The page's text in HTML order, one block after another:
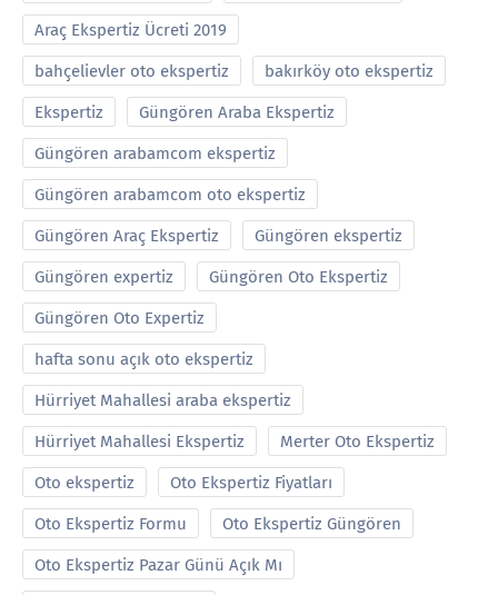
Araç Ekspertiz Ücreti 2019
bahçelievler oto ekspertiz bakırköy oto ekspertiz
Ekspertiz Güngören Araba Ekspertiz
Güngören arabamcom ekspertiz
Güngören arabamcom oto ekspertiz
Güngören Araç Ekspertiz Güngören ekspertiz
Güngören expertiz Güngören Oto Ekspertiz
Güngören Oto Expertiz
hafta sonu açık oto ekspertiz
Hürriyet Mahallesi araba ekspertiz
Hürriyet Mahallesi Ekspertiz Merter Oto Ekspertiz
Oto ekspertiz Oto Ekspertiz Fiyatları
Oto Ekspertiz Formu Oto Ekspertiz Güngören
Oto Ekspertiz Pazar Günü Açık Mı